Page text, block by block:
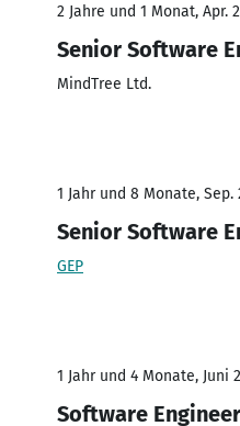
2 Jahre und 1 Monat, Apr.
Senior Software
MindTree Ltd.
1 Jahr und 8 Monate, Sep.
Senior Software
GEP
1 Jahr und 4 Monate, Juni
Software Engineer